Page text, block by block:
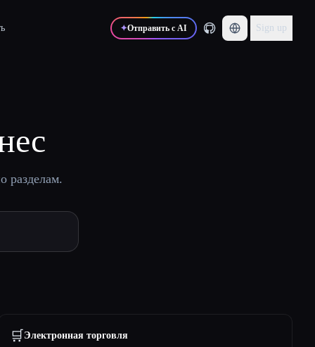
✦Отправить с AI Sign up
разделам.
🛒 Электронная торговля